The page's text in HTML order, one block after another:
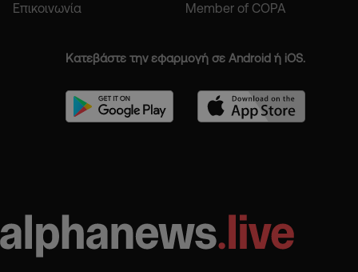
Επικοινωνία Member of COPA
Κατεβάστε την εφαρμογή σε Android ή iOS.